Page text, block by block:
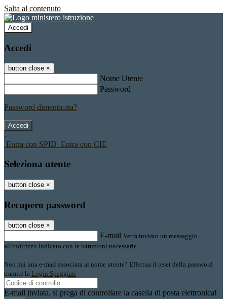
Salta al contenuto
Accedi
Accedi
button close ×
Nome Utente
Password
Password dimenticata?
-
Entra con SPID Entra con CIE
Seleziona utente
button close ×
Recupero password
button close ×
E-mail Verrà inviato un messaggio
all'indirizzo indicato con le istruzioni necessarie.
Non hai una e-mail associata al nome utente? Effettua il reset della password
tramite la Login Spaggiari
E-mail inviata, si prega di controllare la casella di posta elettronica!